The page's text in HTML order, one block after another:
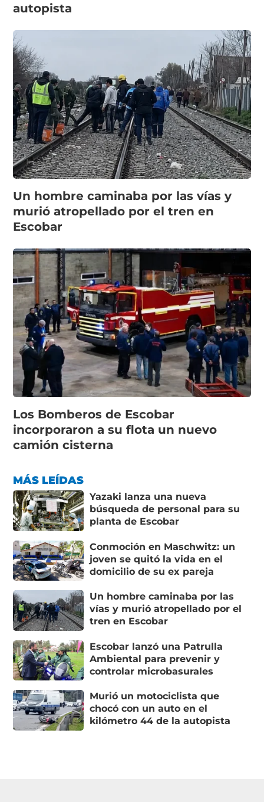
autopista
Un hombre caminaba por las vías y
murió atropellado por el tren en
Escobar
Los Bomberos de Escobar
incorporaron a su flota un nuevo
camión cisterna
MÁS LEÍDAS
Yazaki lanza una nueva
búsqueda de personal para su
planta de Escobar
Conmoción en Maschwitz: un
joven se quitó la vida en el
domicilio de su ex pareja
Un hombre caminaba por las
vías y murió atropellado por el
tren en Escobar
Escobar lanzó una Patrulla
Ambiental para prevenir y
controlar microbasurales
Murió un motociclista que
chocó con un auto en el
kilómetro 44 de la autopista